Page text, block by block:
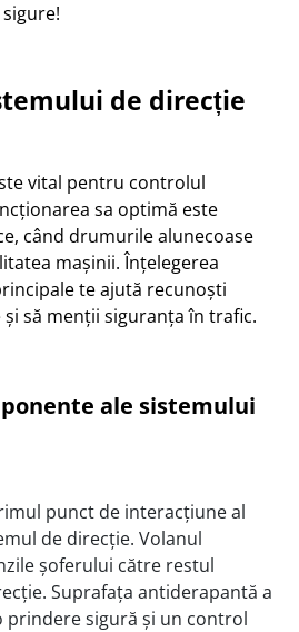
de direcție
vital pentru controlul
sa optimă este
când drumurile alunecoase
mașinii. Înțelegerea
te ajută recunoști
să menții siguranța în trafic.
ale sistemului
punct de interacțiune al
de direcție. Volanul
șoferului către restul
Suprafața antiderapantă a
prindere sigură și un control